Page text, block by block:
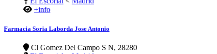
+info
Farmacia Soria Laborda Jose Antonio
Cl Gomez Del Campo S N, 28280